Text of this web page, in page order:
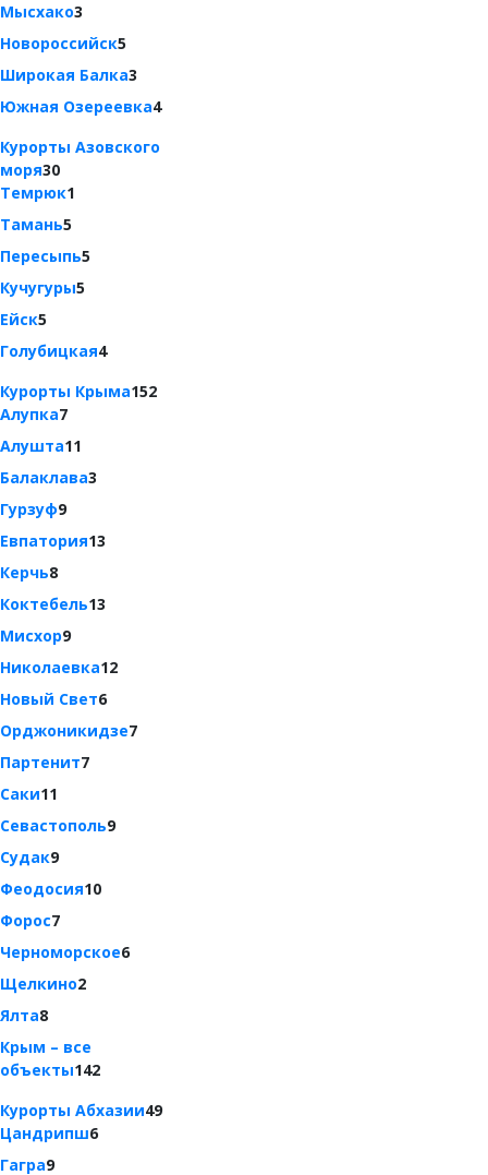
Мысхако3
Новороссийск5
Широкая Балка3
Южная Озереевка4
Курорты Азовского
моря30
Темрюк1
Тамань5
Пересыпь5
Кучугуры5
Ейск5
Голубицкая4
Курорты Крыма152
Алупка7
Алушта11
Балаклава3
Гурзуф9
Евпатория13
Керчь8
Коктебель13
Мисхор9
Николаевка12
Новый Свет6
Орджоникидзе7
Партенит7
Саки11
Севастополь9
Судак9
Феодосия10
Форос7
Черноморское6
Щелкино2
Ялта8
Крым – все
объекты142
Курорты Абхазии49
Цандрипш6
Гагра9